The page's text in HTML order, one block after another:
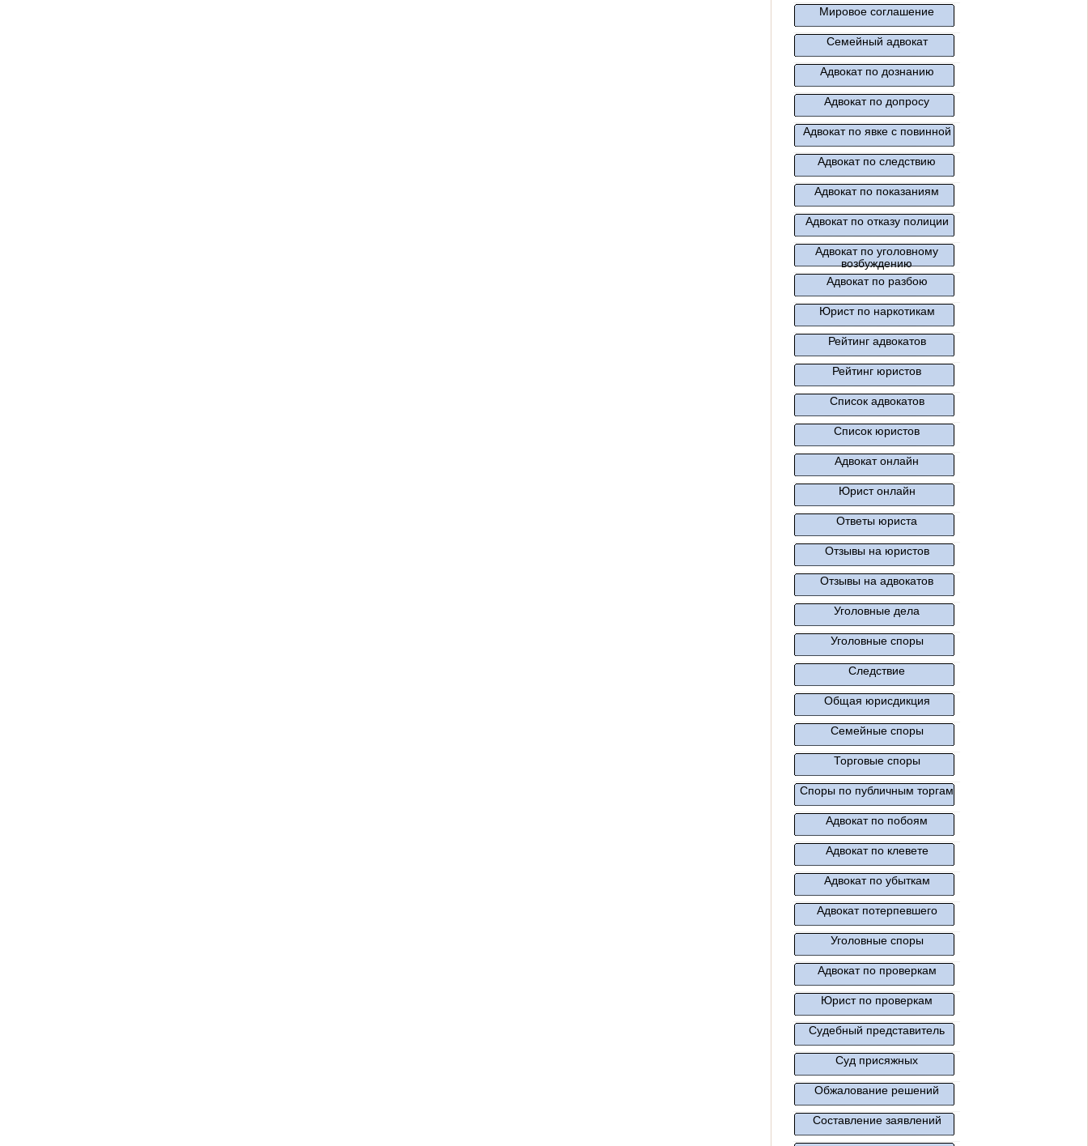
Мировое соглашение
Семейный адвокат
Адвокат по дознанию
Адвокат по допросу
Адвокат по явке с повинной
Адвокат по следствию
Адвокат по показаниям
Адвокат по отказу полиции
Адвокат по уголовному
возбуждению
Адвокат по разбою
Юрист по наркотикам
Рейтинг адвокатов
Рейтинг юристов
Список адвокатов
Список юристов
Адвокат онлайн
Юрист онлайн
Ответы юриста
Отзывы на юристов
Отзывы на адвокатов
Уголовные дела
Уголовные споры
Следствие
Общая юрисдикция
Семейные споры
Торговые споры
Споры по публичным торгам
Адвокат по побоям
Адвокат по клевете
Адвокат по убыткам
Адвокат потерпевшего
Уголовные споры
Адвокат по проверкам
Юрист по проверкам
Судебный представитель
Суд присяжных
Обжалование решений
Составление заявлений